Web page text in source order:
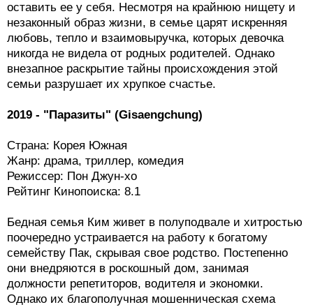
оставить ее у себя. Несмотря на крайнюю нищету и
незаконный образ жизни, в семье царят искренняя
любовь, тепло и взаимовыручка, которых девочка
никогда не видела от родных родителей. Однако
внезапное раскрытие тайны происхождения этой
семьи разрушает их хрупкое счастье.
2019 - "Паразиты" (Gisaengchung)
Страна: Корея Южная
Жанр: драма, триллер, комедия
Режиссер: Пон Джун-хо
Рейтинг Кинопоиска: 8.1
Бедная семья Ким живет в полуподвале и хитростью
поочередно устраивается на работу к богатому
семейству Пак, скрывая свое родство. Постепенно
они внедряются в роскошный дом, занимая
должности репетиторов, водителя и экономки.
Однако их благополучная мошенническая схема